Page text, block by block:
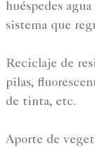
huéspedes
sistema que
Reciclaje de
pilas,
de tinta, etc.
Aporte de